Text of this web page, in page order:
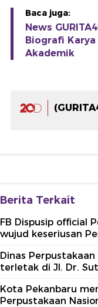
Baca juga:
News
Biografi
Akademik
Berita Terkait
FB Dispusip official
wujud keseriusan
Dinas
terletak di Jl. Dr.
Kota Pekanbaru
Perpustakaan